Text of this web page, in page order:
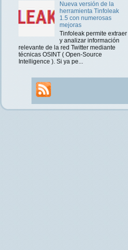
Nueva versión de la
herramienta Tinfoleak
1.5 con numerosas
mejoras
Tinfoleak permite extraer
y analizar información
relevante de la red Twitter mediante
técnicas OSINT ( Open-Source
Intelligence ). Si ya pe...